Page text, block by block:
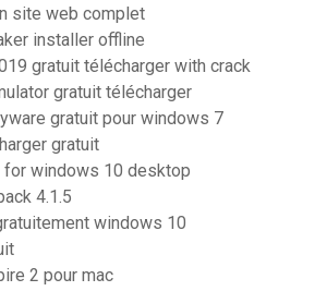
site web complet
installer offline
gratuit télécharger with crack
gratuit télécharger
gratuit pour windows 7
gratuit
for windows 10 desktop
4.1.5
windows 10
2 pour mac